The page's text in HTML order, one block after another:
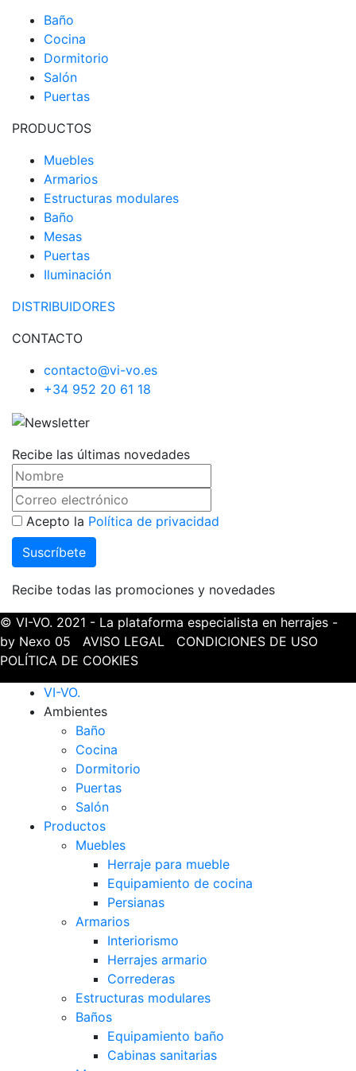
Baño
Cocina
Dormitorio
Salón
Puertas
PRODUCTOS
Muebles
Armarios
Estructuras modulares
Baño
Mesas
Puertas
Iluminación
DISTRIBUIDORES
CONTACTO
contacto@vi-vo.es
+34 952 20 61 18
Recibe las últimas novedades
Acepto la Política de privacidad
Recibe todas las promociones y novedades
© VI-VO. 2021 - La plataforma especialista en herrajes -
by Nexo 05
AVISO LEGAL
CONDICIONES DE USO
POLÍTICA DE COOKIES
VI-VO.
Ambientes
Baño
Cocina
Dormitorio
Puertas
Salón
Productos
Muebles
Herraje para mueble
Equipamiento de cocina
Persianas
Armarios
Interiorismo
Herrajes armario
Correderas
Estructuras modulares
Baños
Equipamiento baño
Cabinas sanitarias